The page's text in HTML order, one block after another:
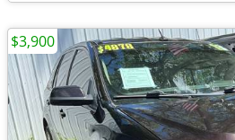
$3,900